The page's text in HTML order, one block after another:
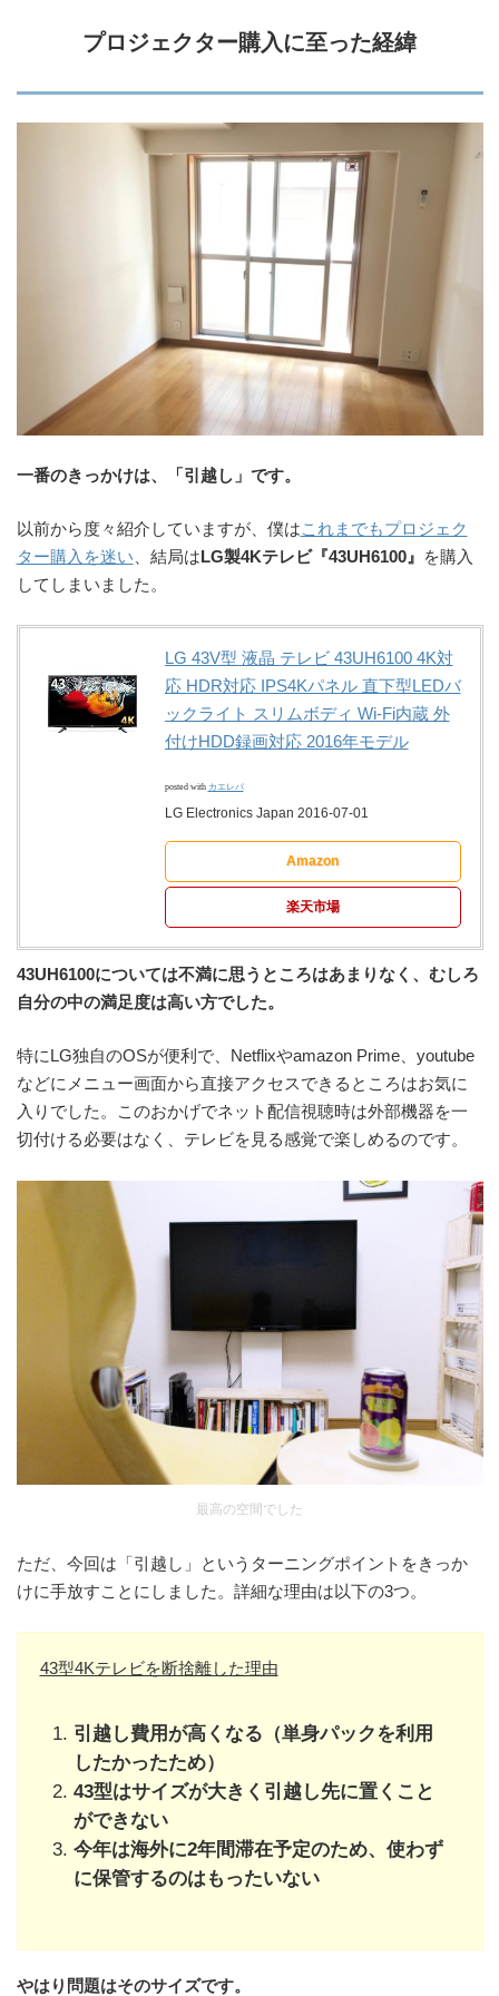
プロジェクター購入に至った経緯
一番のきっかけは、「引越し」です。
以前から度々紹介していますが、僕はこれまでもプロジェク
ター購入を迷い 、結局は LG製4Kテレビ『43UH6100』
を購入
してしまいました。
LG 43V型 液晶 テレビ 43UH6100 4K対
応 HDR対応 IPS4Kパネル 直下型LEDバ
ックライト スリムボディ Wi-Fi内蔵 外
付けHDD録画対応 2016年モデル
posted with カエレバ
LG Electronics Japan 2016-07-01
Amazon
楽天市場
43UH6100については不満に思うところはあまりなく、むしろ
自分の中の満足度は高い方でした。
特にLG独自のOSが便利で、Netflixやamazon Prime、youtube
などにメニュー画面から直接アクセスできるところはお気に
入りでした。このおかげでネット配信視聴時は外部機器を一
切付ける必要はなく、テレビを見る感覚で楽しめるのです。
最高の空間でした
ただ、今回は「引越し」というターニングポイントをきっか
けに手放すことにしました。詳細な理由は以下の3つ。
43型4Kテレビを断捨離した理由
引越し費用が高くなる（単身パックを利用
したかったため）
43型はサイズが大きく引越し先に置くこと
ができない
今年は海外に2年間滞在予定のため、使わず
に保管するのはもったいない
やはり問題はそのサイズです。